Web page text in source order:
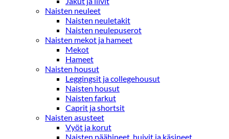
Naisten neuleet
Naisten neuletakit
Naisten neulepuserot
Naisten mekot ja hameet
Mekot
Hameet
Naisten housut
Leggingsit ja collegehousut
Naisten housut
Naisten farkut
Caprit ja shortsit
Naisten asusteet
Vyöt ja korut
Naisten päähineet, huivit ja käsineet